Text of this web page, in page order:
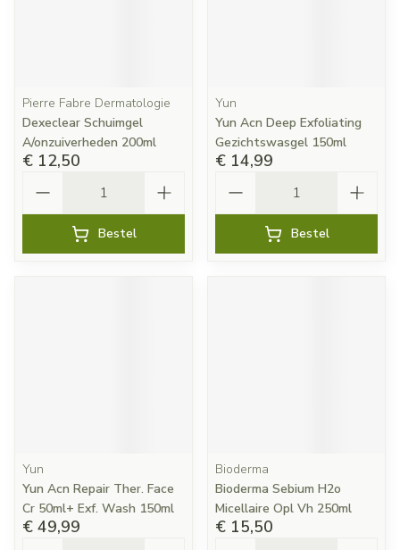
Pierre Fabre Dermatologie
Dexeclear Schuimgel
A/onzuiverheden 200ml
€ 12,50
Bestel
Yun
Yun Acn Deep Exfoliating
Gezichtswasgel 150ml
€ 14,99
Bestel
Yun
Yun Acn Repair Ther. Face
Cr 50ml+ Exf. Wash 150ml
€ 49,99
Bioderma
Bioderma Sebium H2o
Micellaire Opl Vh 250ml
€ 15,50